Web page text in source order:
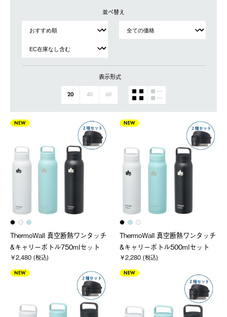
並べ替え
表示形式
20 40 60
NEW
ThermoWall 真空断熱ワンタッチ
&キャリーボトル750mlセット
￥2,480 (税込)
NEW
ThermoWall 真空断熱ワンタッチ
&キャリーボトル500mlセット
￥2,280 (税込)
NEW NEW